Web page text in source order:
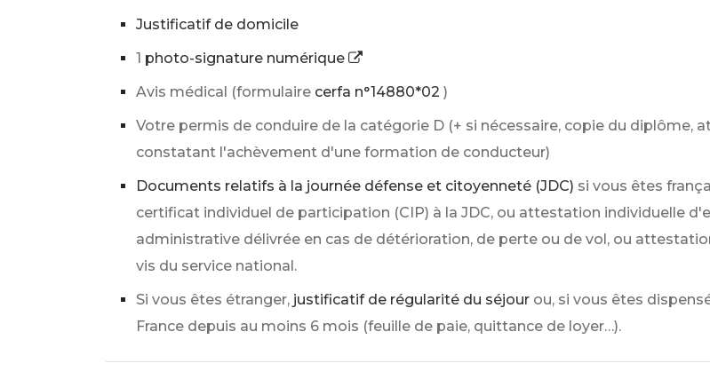
Justificatif de domicile
1 photo-signature numérique
Avis médical (formulaire cerfa n°14880*02 )
Votre permis de conduire de la catégorie D (+ si nécessaire, copie du
constatant l'achèvement d'une formation de conducteur)
Documents relatifs à la journée défense et citoyenneté (JDC) si vous êtes
certificat individuel de participation (CIP) à la JDC, ou attestation individuelle
administrative délivrée en cas de détérioration, de perte ou de vol, ou
vis du service national.
Si vous êtes étranger, justificatif de régularité du séjour ou, si vous êtes
France depuis au moins 6 mois (feuille de paie, quittance de loyer…).